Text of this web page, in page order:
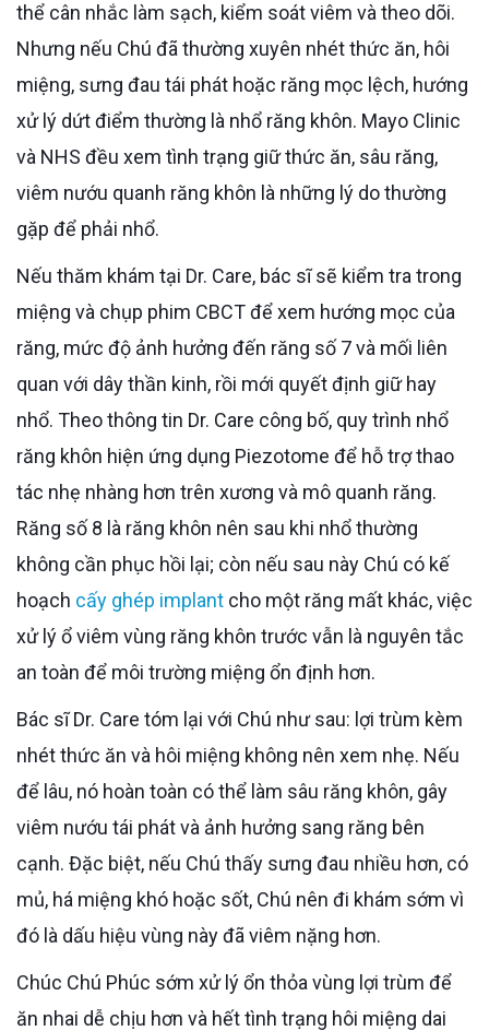
thể cân nhắc làm sạch, kiểm soát viêm và theo dõi.
Nhưng nếu Chú đã thường xuyên nhét thức ăn, hôi
miệng, sưng đau tái phát hoặc răng mọc lệch, hướng
xử lý dứt điểm thường là nhổ răng khôn. Mayo Clinic
và NHS đều xem tình trạng giữ thức ăn, sâu răng,
viêm nướu quanh răng khôn là những lý do thường
gặp để phải nhổ.
Nếu thăm khám tại Dr. Care, bác sĩ sẽ kiểm tra trong
miệng và chụp phim CBCT để xem hướng mọc của
răng, mức độ ảnh hưởng đến răng số 7 và mối liên
quan với dây thần kinh, rồi mới quyết định giữ hay
nhổ. Theo thông tin Dr. Care công bố, quy trình nhổ
răng khôn hiện ứng dụng Piezotome để hỗ trợ thao
tác nhẹ nhàng hơn trên xương và mô quanh răng.
Răng số 8 là răng khôn nên sau khi nhổ thường
không cần phục hồi lại; còn nếu sau này Chú có kế
hoạch cấy ghép implant cho một răng mất khác, việc
xử lý ổ viêm vùng răng khôn trước vẫn là nguyên tắc
an toàn để môi trường miệng ổn định hơn.
Bác sĩ Dr. Care tóm lại với Chú như sau: lợi trùm kèm
nhét thức ăn và hôi miệng không nên xem nhẹ. Nếu
để lâu, nó hoàn toàn có thể làm sâu răng khôn, gây
viêm nướu tái phát và ảnh hưởng sang răng bên
cạnh. Đặc biệt, nếu Chú thấy sưng đau nhiều hơn, có
mủ, há miệng khó hoặc sốt, Chú nên đi khám sớm vì
đó là dấu hiệu vùng này đã viêm nặng hơn.
Chúc Chú Phúc sớm xử lý ổn thỏa vùng lợi trùm để
ăn nhai dễ chịu hơn và hết tình trạng hôi miệng dai